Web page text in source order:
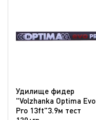
Удилище фидер
"Volzhanka Optima Evo
Pro 13ft"3.9м тест